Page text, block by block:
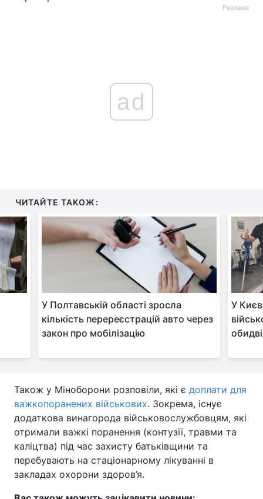
Реклама
ad
ЧИТАЙТЕ ТАКОЖ:
У Полтавській області зросла
кількість перереєстрацій авто через
закон про мобілізацію
У
Також у Міноборони розповіли, які є доплати для
важкопоранених військових. Зокрема, існує
додаткова винагорода військовослужбовцям, які
отримали важкі поранення (контузії, травми та
каліцтва) під час захисту батьківщини та
перебувають на стаціонарному лікуванні в
закладах охорони здоров’я.